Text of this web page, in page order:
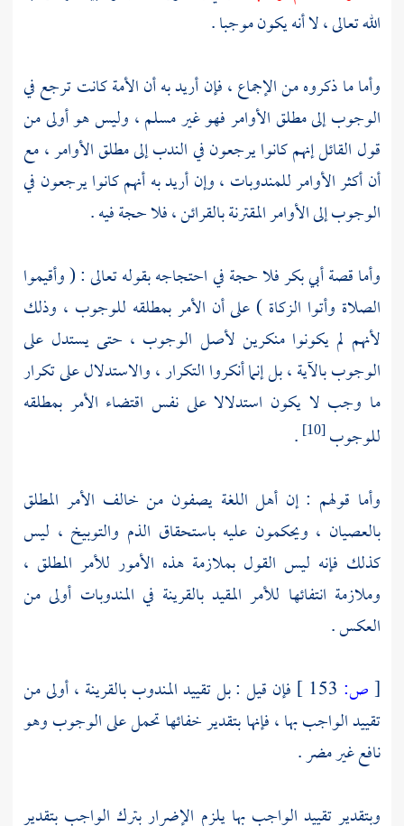
الله تعالى ، لا أنه يكون موجبا .
وأما ما ذكروه من الإجماع ، فإن أريد به أن الأمة كانت ترجع في
الوجوب إلى مطلق الأوامر فهو غير مسلم ، وليس هو أولى من
قول القائل إنهم كانوا يرجعون في الندب إلى مطلق الأوامر ، مع
أن أكثر الأوامر للمندوبات ، وإن أريد به أنهم كانوا يرجعون في
الوجوب إلى الأوامر المقترنة بالقرائن ، فلا حجة فيه .
وأما قصةأبي بكرفلا حجة في احتجاجه بقوله تعالى : ( وأقيموا
الصلاة وأتوا الزكاة ) على أن الأمر بمطلقه للوجوب ، وذلك
لأنهم لم يكونوا منكرين لأصل الوجوب ، حتى يستدل على
الوجوب بالآية ، بل إنما أنكروا التكرار ، والاستدلال على تكرار
ما وجب لا يكون استدلالا على نفس اقتضاء الأمر بمطلقه
للوجوب[10]
.
وأما قولهم : إن أهل اللغة يصفون من خالف الأمر المطلق
بالعصيان ، ويحكمون عليه باستحقاق الذم والتوبيخ ، ليس
كذلك فإنه ليس القول بملازمة هذه الأمور للأمر المطلق ،
وملازمة انتفائها للأمر المقيد بالقرينة في المندوبات أولى من
العكس .
[ص:
فإن قيل : بل تقييد المندوب بالقرينة ، أولى من
تقييد الواجب بها ، فإنها بتقدير خفائها تحمل على الوجوب وهو
نافع غير مضر .
وبتقدير تقييد الواجب بها يلزم الإضرار بترك الواجب بتقدير